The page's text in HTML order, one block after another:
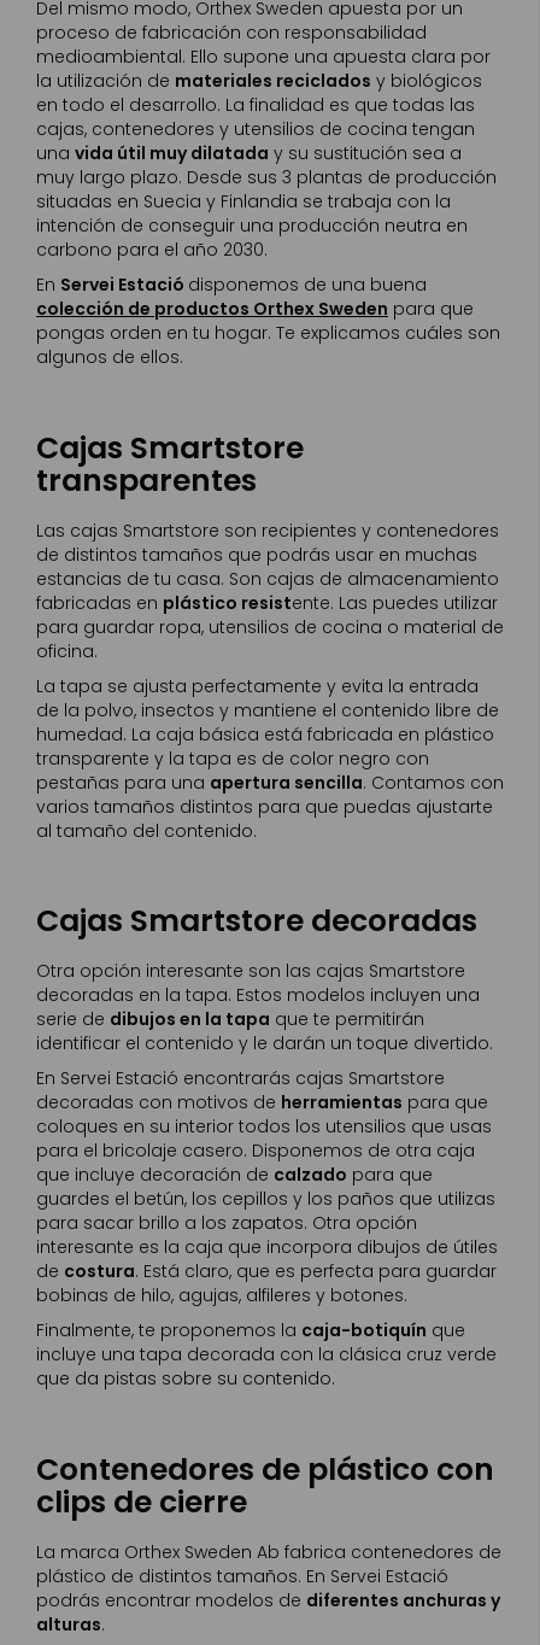
Del mismo modo, Orthex Sweden apuesta por un
proceso de fabricación con responsabilidad
medioambiental. Ello supone una apuesta clara por
la utilización de materiales reciclados y biológicos
en todo el desarrollo. La finalidad es que todas las
cajas, contenedores y utensilios de cocina tengan
una vida útil muy dilatada y su sustitución sea a
muy largo plazo. Desde sus 3 plantas de producción
situadas en Suecia y Finlandia se trabaja con la
intención de conseguir una producción neutra en
carbono para el año 2030.
En Servei Estació disponemos de una buena
colección de productos Orthex Sweden para que
pongas orden en tu hogar. Te explicamos cuáles son
algunos de ellos.
Cajas Smartstore
transparentes
Las cajas Smartstore son recipientes y contenedores
de distintos tamaños que podrás usar en muchas
estancias de tu casa. Son cajas de almacenamiento
fabricadas en plástico resistente. Las puedes utilizar
para guardar ropa, utensilios de cocina o material de
oficina.
La tapa se ajusta perfectamente y evita la entrada
de la polvo, insectos y mantiene el contenido libre de
humedad. La caja básica está fabricada en plástico
transparente y la tapa es de color negro con
pestañas para una apertura sencilla. Contamos con
varios tamaños distintos para que puedas ajustarte
al tamaño del contenido.
Cajas Smartstore decoradas
Otra opción interesante son las cajas Smartstore
decoradas en la tapa. Estos modelos incluyen una
serie de dibujos en la tapa que te permitirán
identificar el contenido y le darán un toque divertido.
En Servei Estació encontrarás cajas Smartstore
decoradas con motivos de herramientas para que
coloques en su interior todos los utensilios que usas
para el bricolaje casero. Disponemos de otra caja
que incluye decoración de calzado para que
guardes el betún, los cepillos y los paños que utilizas
para sacar brillo a los zapatos. Otra opción
interesante es la caja que incorpora dibujos de útiles
de costura. Está claro, que es perfecta para guardar
bobinas de hilo, agujas, alfileres y botones.
Finalmente, te proponemos la caja-botiquín que
incluye una tapa decorada con la clásica cruz verde
que da pistas sobre su contenido.
Contenedores de plástico con
clips de cierre
La marca Orthex Sweden Ab fabrica contenedores de
plástico de distintos tamaños. En Servei Estació
podrás encontrar modelos de diferentes anchuras y
alturas.